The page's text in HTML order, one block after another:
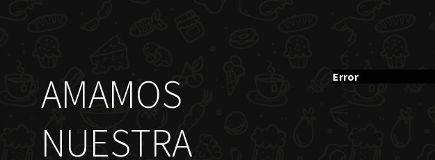
AMAMOS
NUESTRA
Error